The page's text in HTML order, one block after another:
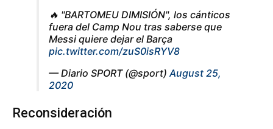
🔥 "BARTOMEU DIMISIÓN", los cánticos
fuera del Camp Nou tras saberse que
Messi quiere dejar el Barça
pic.twitter.com/zuS0isRYV8
— Diario SPORT (@sport) August 25,
2020
Reconsideración